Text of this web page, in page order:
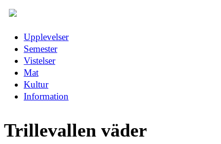
Upplevelser
Semester
Vistelser
Mat
Kultur
Information
Trillevallen väder